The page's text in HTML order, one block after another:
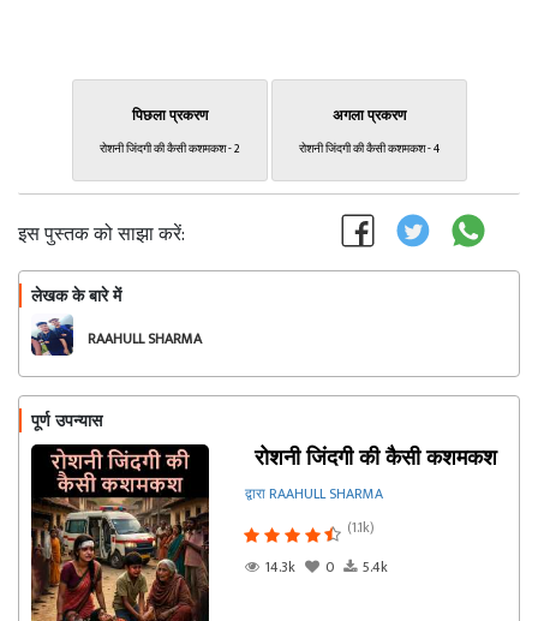
पिछला प्रकरण
रोशनी जिंदगी की कैसी कशमकश - 2
अगला प्रकरण
रोशनी जिंदगी की कैसी कशमकश - 4
इस पुस्तक को साझा करें:
लेखक के बारे में
RAAHULL SHARMA
पूर्ण उपन्यास
रोशनी जिंदगी की कैसी कशमकश
द्वारा RAAHULL SHARMA
(1.1k)
14.3k
0 5.4k